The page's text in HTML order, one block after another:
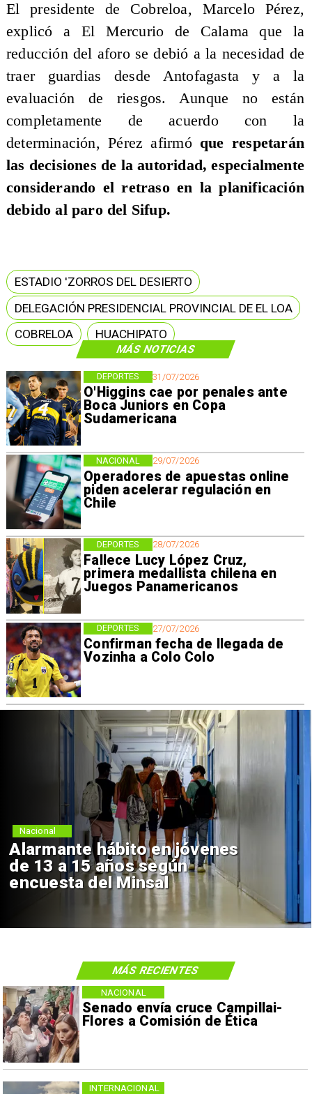
MÁS NOTICIAS
31/07/2026
O'Higgins cae por penales ante
Boca Juniors en Copa
Sudamericana
DEPORTES
29/07/2026
Operadores de apuestas online
piden acelerar regulación en
Chile
NACIONAL
28/07/2026
Fallece Lucy López Cruz,
primera medallista chilena en
Juegos Panamericanos
DEPORTES
27/07/2026
Confirman fecha de llegada de
Vozinha a Colo Colo
DEPORTES
El presidente de Cobreloa, Marcelo Pérez,
explicó a El Mercurio de Calama que la
reducción del aforo se debió a la necesidad de
traer guardias desde Antofagasta y a la
evaluación de riesgos. Aunque no están
completamente de acuerdo con la
determinación, Pérez afirmóque respetarán
las decisiones de la autoridad, especialmente
considerando el retraso en la planificación
debido al paro del Sifup.
ESTADIO 'ZORROS DEL DESIERTO
DELEGACIÓN PRESIDENCIAL PROVINCIAL DE EL LOA
COBRELOA
HUACHIPATO
Alarmante hábito en jóvenes
de 13 a 15 años según
encuesta del Minsal
Nacional
Senado envía cruce Campillai-
Flores a Comisión de Ética
NACIONAL
INTERNACIONAL
MÁS RECIENTES